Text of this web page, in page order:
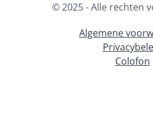
© 2025 - Alle rechten
Algemene
Colofon